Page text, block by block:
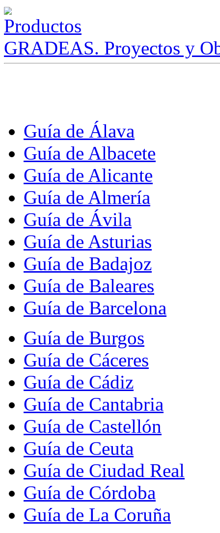
GRADEAS. Proyectos y
Guía de Álava
Guía de Albacete
Guía de Alicante
Guía de Almería
Guía de Ávila
Guía de Asturias
Guía de Badajoz
Guía de Baleares
Guía de Barcelona
Guía de Burgos
Guía de Cáceres
Guía de Cádiz
Guía de Cantabria
Guía de Castellón
Guía de Ceuta
Guía de Ciudad Real
Guía de Córdoba
Guía de La Coruña